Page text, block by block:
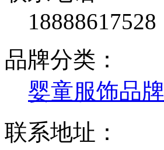
18888617528
品牌分类：
婴童服饰品牌
联系地址：